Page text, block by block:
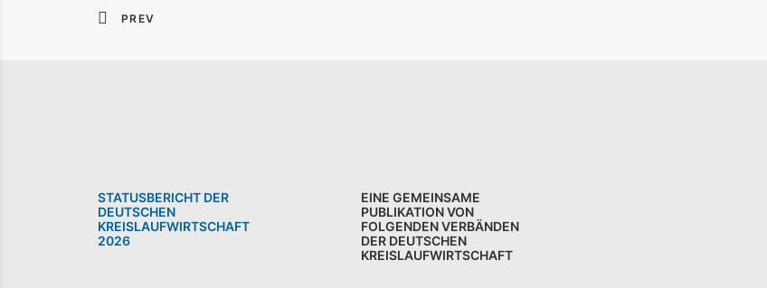
PREV
STATUSBERICHT DER
DEUTSCHEN
KREISLAUFWIRTSCHAFT
2026
EINE GEMEINSAME
PUBLIKATION VON
FOLGENDEN VERBÄNDEN
DER DEUTSCHEN
KREISLAUFWIRTSCHAFT